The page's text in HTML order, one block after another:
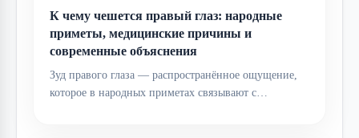
К чему чешется правый глаз: народные
приметы, медицинские причины и
современные объяснения
Зуд правого глаза — распространённое ощущение,
которое в народных приметах связывают с…